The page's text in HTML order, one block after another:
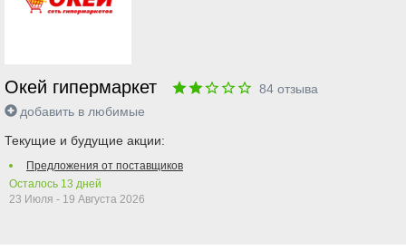
Окей гипермаркет 84 отзыва
добавить в любимые
Текущие и будущие акции:
Предложения от поставщиков
Осталось 13 дней
23 Июля - 19 Августа 2026